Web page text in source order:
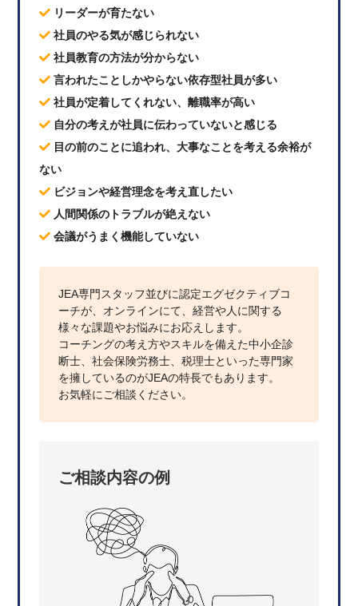
リーダーが育たない
社員のやる気が感じられない
社員教育の方法が分からない
言われたことしかやらない依存型社員が多い
社員が定着してくれない、離職率が高い
自分の考えが社員に伝わっていないと感じる
目の前のことに追われ、大事なことを考える余裕が
ない
ビジョンや経営理念を考え直したい
人間関係のトラブルが絶えない
会議がうまく機能していない
JEA専門スタッフ並びに認定エグゼクティブコ
ーチが、オンラインにて、経営や人に関する
様々な課題やお悩みにお応えします。
コーチングの考え方やスキルを備えた中小企診
断士、社会保険労務士、税理士といった専門家
を擁しているのがJEAの特長でもあります。
お気軽にご相談ください。
ご相談内容の例